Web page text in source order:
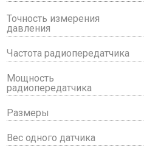
Точность измерения
давления
Частота радиопередатчика
Мощность
радиопередатчика
Размеры
Вес одного датчика